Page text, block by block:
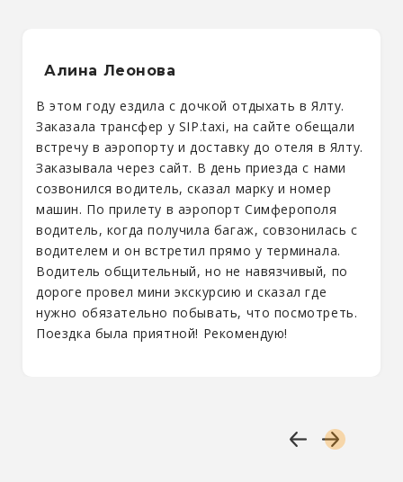
Алина Леонова
В этом году ездила с дочкой отдыхать в Ялту.
Заказала трансфер у SIP.taxi, на сайте обещали
встречу в аэропорту и доставку до отеля в Ялту.
Заказывала через сайт. В день приезда с нами
созвонился водитель, сказал марку и номер
машин. По прилету в аэропорт Симферополя
водитель, когда получила багаж, совзонилась с
водителем и он встретил прямо у терминала.
Водитель общительный, но не навязчивый, по
дороге провел мини экскурсию и сказал где
нужно обязательно побывать, что посмотреть.
Поездка была приятной! Рекомендую!